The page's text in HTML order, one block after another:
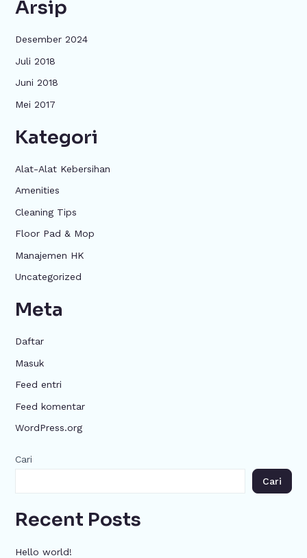
Arsip
Desember 2024
Juli 2018
Juni 2018
Mei 2017
Kategori
Alat-Alat Kebersihan
Amenities
Cleaning Tips
Floor Pad & Mop
Manajemen HK
Uncategorized
Meta
Daftar
Masuk
Feed entri
Feed komentar
WordPress.org
Cari
Cari
Recent Posts
Hello world!